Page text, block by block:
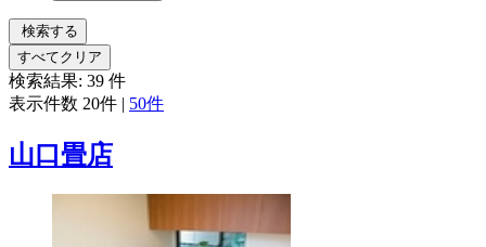
検索する
すべてクリア
検索結果: 39 件
表示件数 20件 | 50件
山口畳店